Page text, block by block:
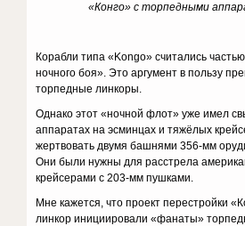
«Конго» с торпедными
Корабли типа «Kongo» считались
ночного боя». Это аргумент в пользу
торпедные линкоры.
Однако этот «ночной флот» уже имел
аппаратах на эсминцах и тяжёлых
жертвовать двумя башнями 356-мм
Они были нужны для расстрела
крейсерами с 203-мм пушками.
Мне кажется, что проект перестройки
линкор инициировали «фанаты»